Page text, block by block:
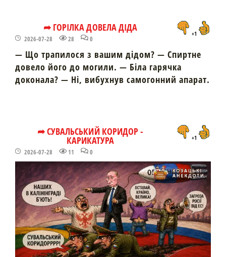
➦ ГОРІЛКА ДОВЕЛА ДІДА
2026-07-28 28 0
+1
— Що трапилося з вашим дідом? — Спиртне
довело його до могили. — Біла гарячка
доконала? — Ні, вибухнув самогонний апарат.
➦ СУВАЛЬСЬКИЙ КОРИДОР -
КАРИКАТУРА
2026-07-28 11 0
+1